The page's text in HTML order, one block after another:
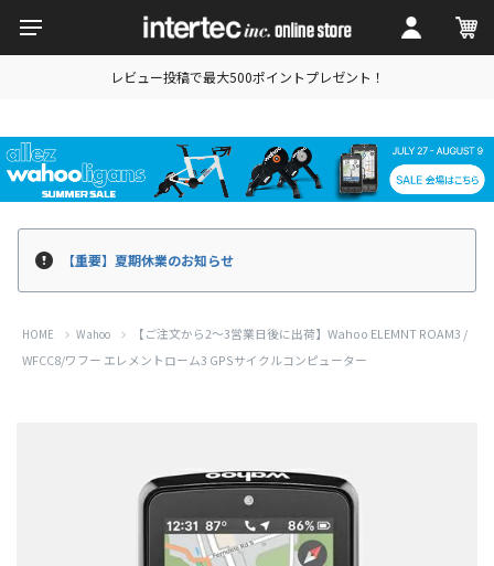
レビュー投稿で最大500ポイントプレゼント！
【重要】夏期休業のお知らせ
HOME Wahoo
【ご注文から2～3営業日後に出荷】Wahoo ELEMNT ROAM3 /
WFCC8/ワフー エレメントローム3 GPSサイクルコンピューター